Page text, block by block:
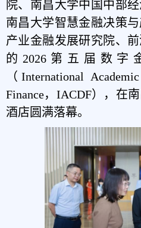
院、南昌大学中国中部
南昌大学智慧金融决策
产业金融发展研究院、
的2026第五届 数字
（International
Finance， IACDF）， 在
酒店圆满落幕。